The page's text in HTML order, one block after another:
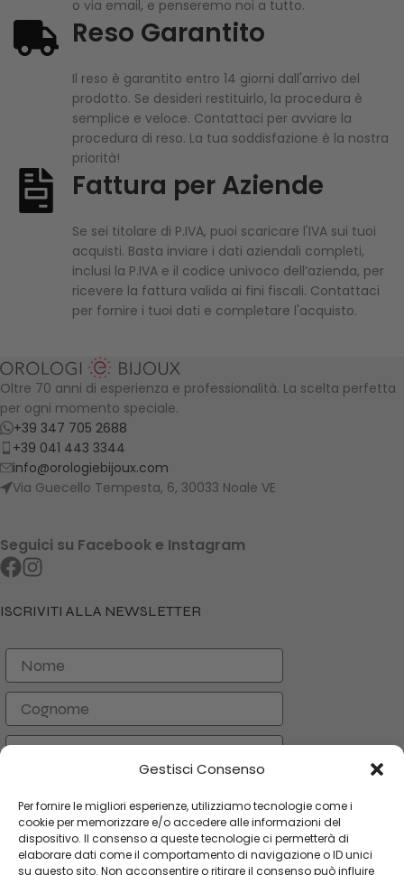
Gestisci Consenso
Per fornire le migliori esperienze, utilizziamo tecnologie come i
cookie per memorizzare e/o accedere alle informazioni del
dispositivo. Il consenso a queste tecnologie ci permetterà di
elaborare dati come il comportamento di navigazione o ID unici
su questo sito. Non acconsentire o ritirare il consenso può influire
o via email, e penseremo noi a tutto.
Reso Garantito
Il reso è garantito entro 14 giorni dall'arrivo del
prodotto. Se desideri restituirlo, la procedura è
semplice e veloce. Contattaci per avviare la
procedura di reso. La tua soddisfazione è la nostra
priorità!
Fattura per Aziende
Se sei titolare di P.IVA, puoi scaricare l'IVA sui tuoi
acquisti. Basta inviare i dati aziendali completi,
inclusi la P.IVA e il codice univoco dell’azienda, per
ricevere la fattura valida ai fini fiscali. Contattaci
per fornire i tuoi dati e completare l'acquisto.
Oltre 70 anni di esperienza e professionalità. La scelta perfetta
per ogni momento speciale.
+39 347 705 2688
+39 041 443 3344
info@orologiebijoux.com
Via Guecello Tempesta, 6, 30033 Noale VE
Seguici su Facebook e Instagram
ISCRIVITI ALLA NEWSLETTER
Nome
Cognome
Email
ISCRIVITI
CATEGORIE